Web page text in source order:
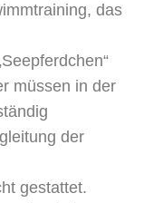
das
müssen in der
der
gestattet.